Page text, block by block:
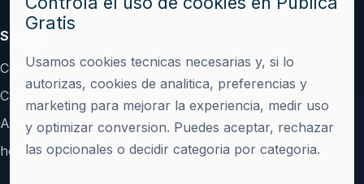
Soporte
Contacto
Crear cuenta
Acceder
hola@publicagratis.es
Gratis
Usamos cookies tecnicas necesarias y, si lo
autorizas, cookies de analitica, preferencias y
marketing para mejorar la experiencia, medir uso
y optimizar conversion. Puedes aceptar, rechazar
las opcionales o decidir categoria por categoria.